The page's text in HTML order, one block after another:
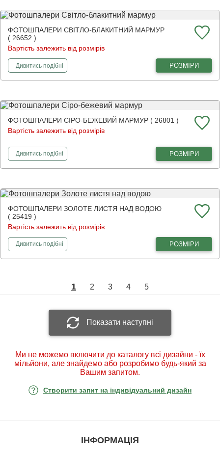
ФОТОШПАЛЕРИ СВІТЛО-БЛАКИТНИЙ МАРМУР
( 26652 )
Вартість залежить від розмірів
Дивитисьфотошпалери
подібні РОЗМІРИ
ФОТОШПАЛЕРИ СІРО-БЕЖЕВИЙ МАРМУР ( 26801 )
Вартість залежить від розмірів
Дивитисьфотошпалери
подібні РОЗМІРИ
ФОТОШПАЛЕРИ ЗОЛОТЕ ЛИСТЯ НАД ВОДОЮ
( 25419 )
Вартість залежить від розмірів
Дивитисьфотошпалери
подібні РОЗМІРИ
1 2 3 4 5
Показати наступні
Ми не можемо включити до каталогу всі дизайни - їх
мільйони, але знайдемо або розробимо будь-який за
Вашим запитом.
Створити запит на індивідуальний дизайн
ІНФОРМАЦІЯ